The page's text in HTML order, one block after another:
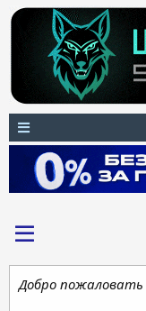
Добро